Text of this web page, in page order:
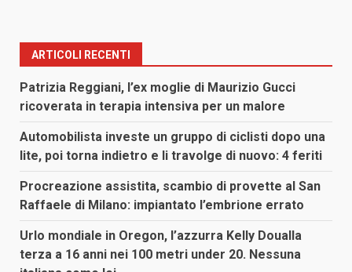
ARTICOLI RECENTI
Patrizia Reggiani, l’ex moglie di Maurizio Gucci
ricoverata in terapia intensiva per un malore
Automobilista investe un gruppo di ciclisti dopo una
lite, poi torna indietro e li travolge di nuovo: 4 feriti
Procreazione assistita, scambio di provette al San
Raffaele di Milano: impiantato l’embrione errato
Urlo mondiale in Oregon, l’azzurra Kelly Doualla
terza a 16 anni nei 100 metri under 20. Nessuna